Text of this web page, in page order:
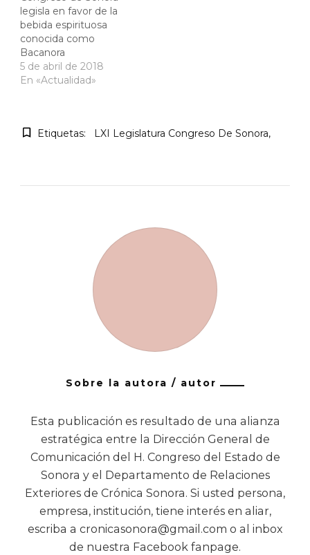
legisla en favor de la
bebida espirituosa
conocida como
Bacanora
5 de abril de 2018
En «Actualidad»
Etiquetas: LXI Legislatura Congreso De Sonora
Sobre la autora / autor
Esta publicación es resultado de una alianza
estratégica entre la Dirección General de
Comunicación del H. Congreso del Estado de
Sonora y el Departamento de Relaciones
Exteriores de Crónica Sonora. Si usted persona,
empresa, institución, tiene interés en aliar,
escriba a cronicasonora@gmail.com o al inbox
de nuestra Facebook fanpage.